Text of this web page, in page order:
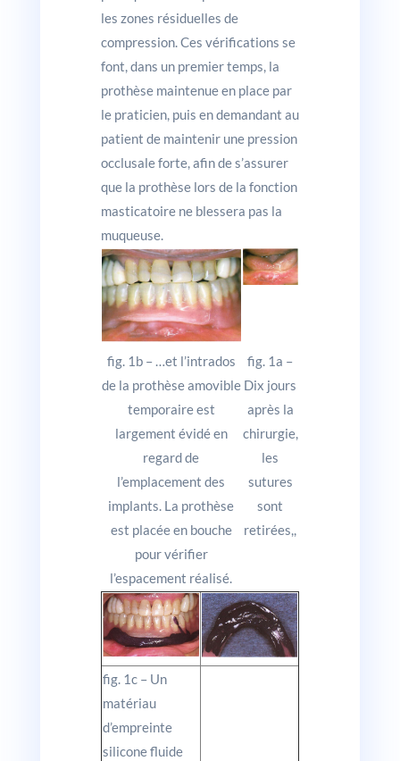
les zones résiduelles de
compression. Ces vérifications se
font, dans un premier temps, la
prothèse maintenue en place par
le praticien, puis en demandant au
patient de maintenir une pression
occlusale forte, afin de s’assurer
que la prothèse lors de la fonction
masticatoire ne blessera pas la
muqueuse.
fig. 1b – …et l’intrados
de la prothèse amovible
temporaire est
largement évidé en
regard de
l’emplacement des
implants. La prothèse
est placée en bouche
pour vérifier
l’espacement réalisé.
fig. 1a –
Dix jours
après la
chirurgie,
les
sutures
sont
retirées,,
fig. 1c – Un
matériau
d’empreinte
silicone fluide